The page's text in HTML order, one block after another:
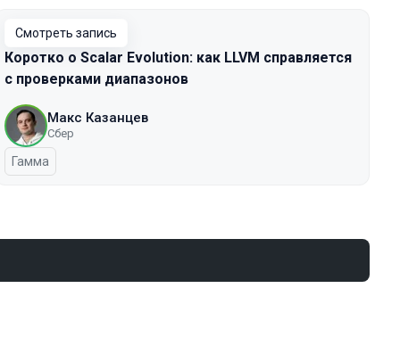
Смотреть запись
Коротко о Scalar Evolution: как LLVM справляется
с проверками диапазонов
Макс Казанцев
Сбер
Гамма